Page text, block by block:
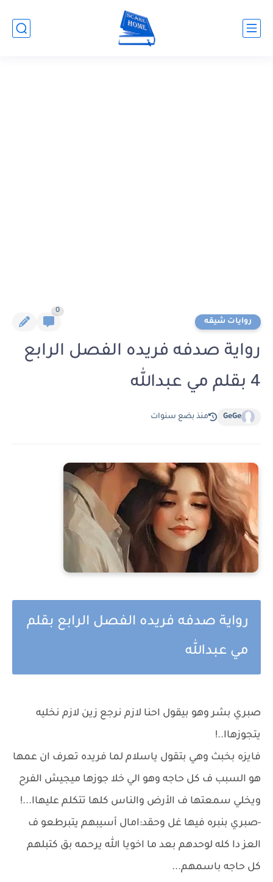
روايات شيقه
0
رواية صدفه فريده الفصل الرابع
4 بقلم مي عبدالله
GeGe منذ بضع سنوات
رواية صدفه فريده الفصل الرابع بقلم
مي عبدالله
صبري بشر وهو بيقول احنا لازم نرجع زين لازم نخليه
يتجوزهاا..!
فايزه بخبث وهي بتقول ياسلام لما فريده تعرف ان عمها
هو السبب ف كل حاجه وهو الي خلا جوزها ميجيش الفرح
ويخلي سمعتها ف الأرض والناس كلها تتكلم عليهاا...!
-صبري بنبره فيها غل وحقد:امال أسيبهم يتبرطعو ف
العز دا كله لوحدهم بعد ما اخويا الله يرحمه بق كتبلهم
كل حاجه باسمهم...